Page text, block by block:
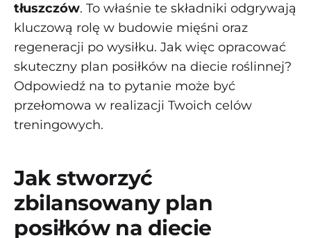
tłuszczów. To właśnie te składniki odgrywają
kluczową rolę w budowie mięśni oraz
regeneracji po wysiłku. Jak więc opracować
skuteczny plan posiłków na diecie roślinnej?
Odpowiedź na to pytanie może być
przełomowa w realizacji Twoich celów
treningowych.
Jak stworzyć
zbilansowany plan
posiłków na diecie